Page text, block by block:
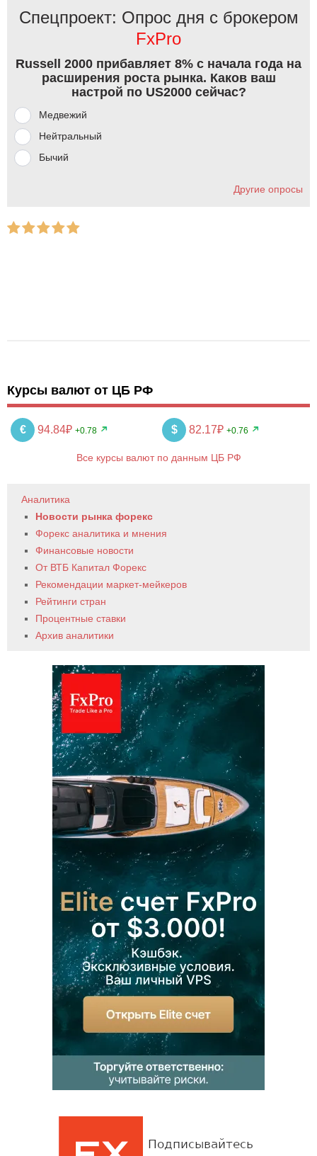
Спецпроект: Опрос дня с брокером
FxPro
Russell 2000 прибавляет 8% с начала года на
расширения роста рынка. Каков ваш
настрой по US2000 сейчас?
Медвежий
Нейтральный
Бычий
Другие опросы
Курсы валют от ЦБ РФ
€ 94.84₽ +0.78 $ 82.17₽ +0.76
Все курсы валют по данным ЦБ РФ
Аналитика
Новости рынка форекс
Форекс аналитика и мнения
Финансовые новости
От ВТБ Капитал Форекс
Рекомендации маркет-мейкеров
Рейтинги стран
Процентные ставки
Архив аналитики